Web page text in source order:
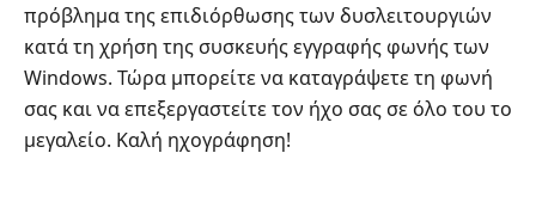
πρόβλημα της επιδιόρθωσης των δυσλειτουργιών
κατά τη χρήση της συσκευής εγγραφής φωνής των
Windows. Τώρα μπορείτε να καταγράψετε τη φωνή
σας και να επεξεργαστείτε τον ήχο σας σε όλο του το
μεγαλείο. Καλή ηχογράφηση!